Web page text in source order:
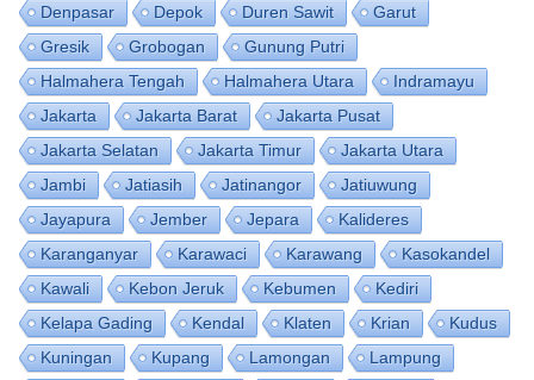
Denpasar
Depok Duren Sawit
Garut
Gresik
Grobogan
Gunung Putri
Halmahera Tengah
Halmahera Utara
Indramayu
Jakarta
Jakarta Barat
Jakarta Pusat
Jakarta Selatan
Jakarta Timur
Jakarta Utara
Jambi
Jatiasih Jatinangor
Jatiuwung
Jayapura
Jember Jepara
Kalideres
Karanganyar
Karawaci Karawang
Kasokandel
Kawali
Kebon Jeruk Kebumen
Kediri
Kelapa Gading
Kendal Klaten Krian
Kudus
Kuningan
Kupang Lamongan
Lampung